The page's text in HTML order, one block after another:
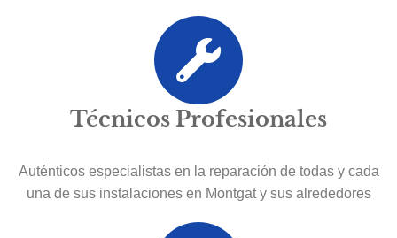
Técnicos Profesionales
Auténticos especialistas en la reparación de todas y cada
una de sus instalaciones en Montgat y sus alrededores